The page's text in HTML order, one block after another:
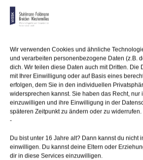
Wir verwenden Cookies und ähnliche
und verarbeiten personenbezogene Daten (z.B.
dich. Wir teilen diese Daten auch mit Dritten. Die
mit Ihrer Einwilligung oder auf Basis eines
erfolgen, dem Sie in den individuellen
widersprechen kannst. Sie haben das Recht, nur
einzuwilligen und ihre Einwilligung in der
späteren Zeitpunkt zu ändern oder zu widerrufen.
-
Du bist unter 16 Jahre alt? Dann kannst du nicht
einwilligen. Du kannst deine Eltern oder
dir in diese Services einzuwilligen.
Tritt der Arbeitnehmer einer Weisung des
Drohung entgegen,
sich krankschreiben zu lassen, so rechtfertigt
fristlose Kündigung. Unerheblich ist hierbei,
später
tatsächlich erkrankt oder ob die Weisung
kündigungsrelevante
Nebenpflichtverletzung besteht in der Art und
des Arbeitnehmers.
05/02/2021 / WSSK